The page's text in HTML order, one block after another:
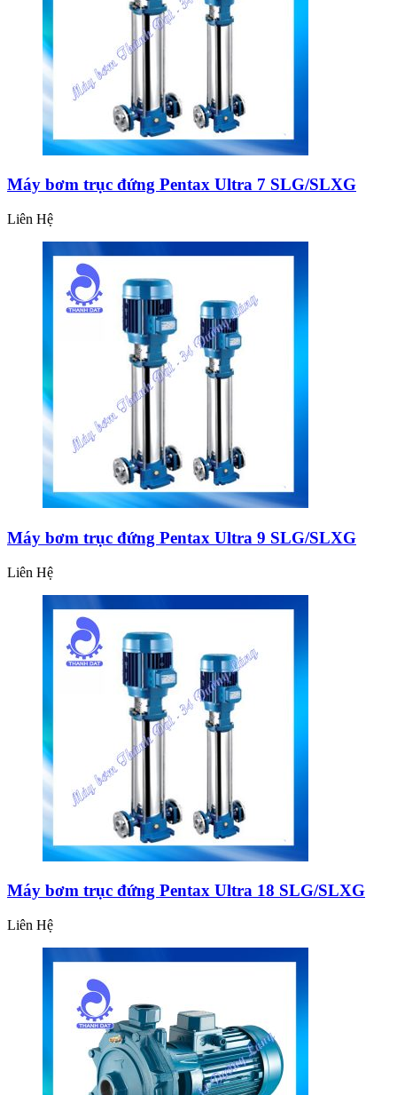
Máy bơm trục đứng Pentax Ultra 7 SLG/SLXG
Liên Hệ
Máy bơm trục đứng Pentax Ultra 9 SLG/SLXG
Liên Hệ
Máy bơm trục đứng Pentax Ultra 18 SLG/SLXG
Liên Hệ